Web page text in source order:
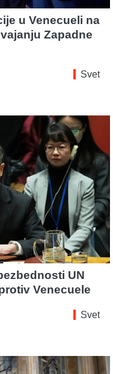
u Venecueli na
Zapadne
Svet
UN
Venecuele
Svet